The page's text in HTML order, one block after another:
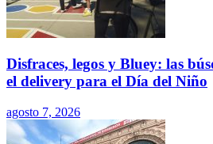
Disfraces, legos y Bluey: las
el delivery para el Día del Niño
agosto 7, 2026